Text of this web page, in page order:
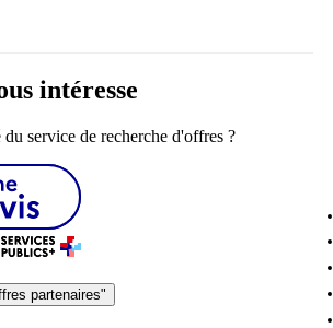
intéresse
service de recherche d'offres ?
partenaires"